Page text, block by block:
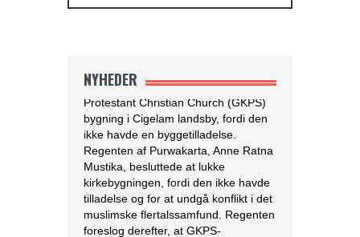
NYHEDER
bygning i Cigelam landsby, fordi den
kirkebygningen, fordi den ikke havde
tilladelse og for at undgå konflikt i det
muslimske flertalssamfund. Regenten
foreslog derefter, at GKPS-
menigheden skulle tilbede i en anden
[…][Læs mere...]
Israel tester dronelevering af blod og
andre kritiske medicinske forsyninger
I krigs- og katastrofetider